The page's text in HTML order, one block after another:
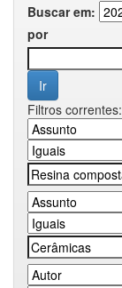
Buscar em:
por
Filtros correntes: